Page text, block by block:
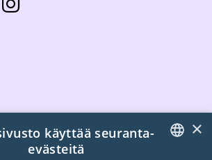
×
käyttää seuranta-
evästeitä